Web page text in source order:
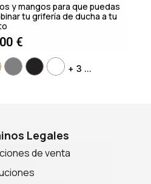
y mangos para que puedas
tu grifería de ducha a tu
€
+ 3 ...
Legales
de venta